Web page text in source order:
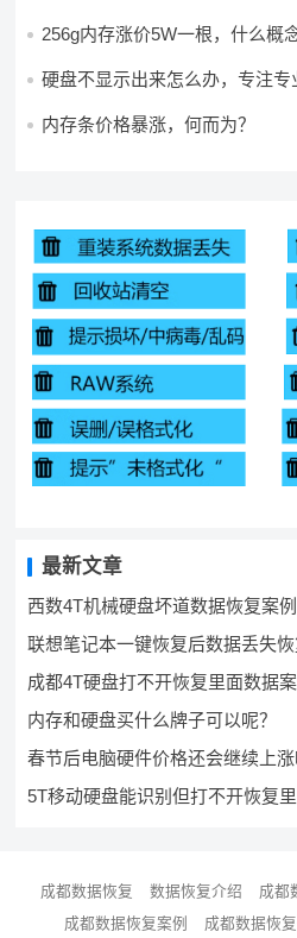
256g内存涨价5W一根，什么概
硬盘不显示出来怎么办，专注专
内存条价格暴涨，何而为？
最新文章
西数4T机械硬盘坏道数据恢复案例
联想笔记本一键恢复后数据丢失
成都4T硬盘打不开恢复里面数据
内存和硬盘买什么牌子可以呢？
春节后电脑硬件价格还会继续上涨
5T移动硬盘能识别但打不开恢复
成都数据恢复 数据恢复介绍 成都
成都数据恢复案例
成都数据恢